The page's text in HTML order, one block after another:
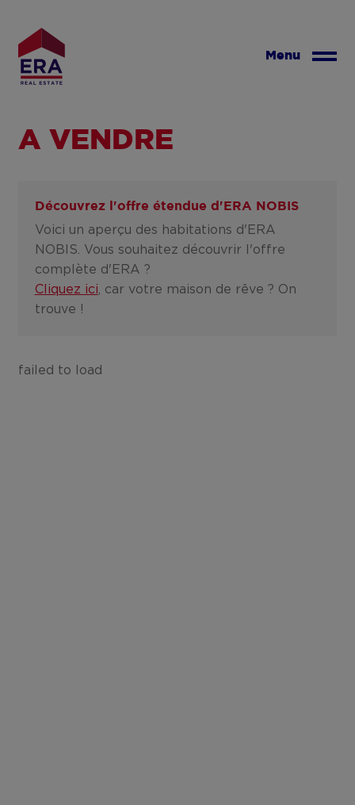
contenu
principal
Menu
A VENDRE
Découvrez l'offre étendue d' ERA NOBIS
Voici un aperçu des habitations d'ERA
NOBIS. Vous souhaitez découvrir l'offre
complète d'ERA ?
Cliquez ici , car votre maison de rêve ? On
trouve !
failed to load